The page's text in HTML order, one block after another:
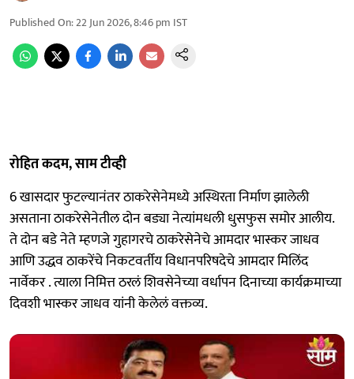
Published On:22 Jun 2026, 8:46 pm IST
रोहित कदम, साम टीव्ही
6 खासदार फुटल्यानंतर ठाकरेसेनेमध्ये अस्थिरता निर्माण झालेली
असताना ठाकरेसेनेतील दोन बड्या नेत्यांमधली धुसफुस समोर आलीय.
ते दोन बडे नेते म्हणजे गुहागरचे ठाकरेसेनेचे आमदार भास्कर जाधव
आणि उद्धव ठाकरेंचे निकटवर्तीय विधानपरिषदेचे आमदार मिलिंद
नार्वेकर . त्याला निमित्त ठरलं शिवसेनेच्या वर्धापन दिनाच्या कार्यक्रमाच्या
दिवशी भास्कर जाधव यांनी केलेलं वक्तव्य.